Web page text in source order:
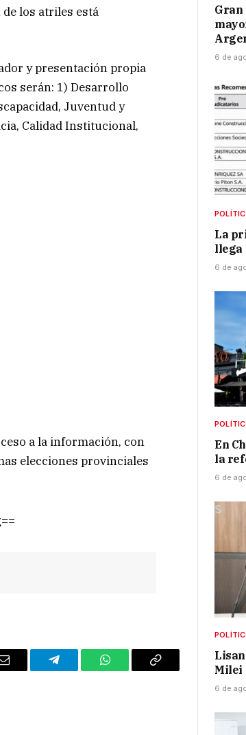
los atriles está
y presentación propia
serán: 1) Desarrollo
Juventud y
Calidad Institucional,
a la información, con
elecciones provinciales
Email Telegram WhatsAppCopy
Gran
6 de
La
llega
6 de
En
la
6 de
Milei
6 de